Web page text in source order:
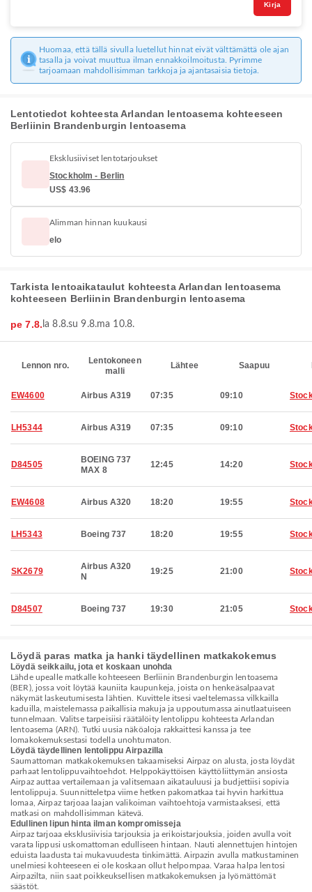
Kirja
Huomaa, että tällä sivulla luetellut hinnat eivät välttämättä ole ajan
tasalla ja voivat muuttua ilman ennakkoilmoitusta. Pyrimme
tarjoamaan mahdollisimman tarkkoja ja ajantasaisia tietoja.
Lentotiedot kohteesta Arlandan lentoasema kohteeseen
Berliinin Brandenburgin lentoasema
Eksklusiiviset lentotarjoukset
Stockholm - Berlin
US$ 43.96
Alimman hinnan kuukausi
elo
Tarkista lentoaikataulut kohteesta Arlandan lentoasema
kohteeseen Berliinin Brandenburgin lentoasema
pe 7.8. la 8.8.su 9.8.ma 10.8.
Lennon nro.
Lentokoneen
malli
Lähtee Saapuu
EW4600 Airbus A319 07:35 09:10
LH5344 Airbus A319 07:35 09:10
D84505
BOEING 737
MAX 8
12:45 14:20
EW4608 Airbus A320 18:20 19:55
LH5343 Boeing 737 18:20 19:55
SK2679
Airbus A320
N
19:25 21:00
D84507 Boeing 737 19:30 21:05
Löydä paras matka ja hanki täydellinen matkakokemus
Löydä seikkailu, jota et koskaan unohda
Lähde upealle matkalle kohteeseen Berliinin Brandenburgin lentoasema
(BER), jossa voit löytää kauniita kaupunkeja, joista on henkeäsalpaavat
näkymät laskeutumisesta lähtien. Kuvittele itsesi vaeltelemassa vilkkailla
kaduilla, maistelemassa paikallisia makuja ja uppoutumassa ainutlaatuiseen
tunnelmaan. Valitse tarpeisiisi räätälöity lentolippu kohteesta Arlandan
lentoasema (ARN). Tutki uusia näköaloja rakkaittesi kanssa ja tee
lomakokemuksestasi todella unohtumaton.
Löydä täydellinen lentolippu Airpazilla
Saumattoman matkakokemuksen takaamiseksi Airpaz on alusta, josta löydät
parhaat lentolippuvaihtoehdot. Helppokäyttöisen käyttöliittymän ansiosta
Airpaz auttaa vertailemaan ja valitsemaan aikatauluusi ja budjettiisi sopivia
lentolippuja. Suunnitteletpa viime hetken pakomatkaa tai hyvin harkittua
lomaa, Airpaz tarjoaa laajan valikoiman vaihtoehtoja varmistaaksesi, että
matkasi on mahdollisimman kätevä.
Edullinen lipun hinta ilman kompromisseja
Airpaz tarjoaa eksklusiivisia tarjouksia ja erikoistarjouksia, joiden avulla voit
varata lippusi uskomattoman edulliseen hintaan. Nauti alennettujen hintojen
eduista laadusta tai mukavuudesta tinkimättä. Airpazin avulla matkustaminen
unelmiesi kohteeseen ei ole koskaan ollut helpompaa. Varaa halpa lentosi
Airpazilta, niin saat poikkeuksellisen matkakokemuksen ja lyömättömät
säästöt.